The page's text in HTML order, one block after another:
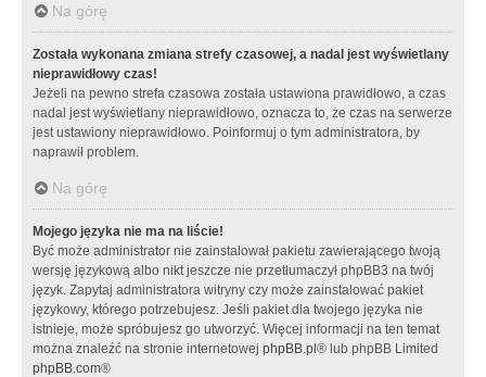
Na górę
Została wykonana zmiana strefy czasowej, a nadal jest wyświetlany
nieprawidłowy czas!
Jeżeli na pewno strefa czasowa została ustawiona prawidłowo, a czas
nadal jest wyświetlany nieprawidłowo, oznacza to, że czas na serwerze
jest ustawiony nieprawidłowo. Poinformuj o tym administratora, by
naprawił problem.
Na górę
Mojego języka nie ma na liście!
Być może administrator nie zainstalował pakietu zawierającego twoją
wersję językową albo nikt jeszcze nie przetłumaczył phpBB3 na twój
język. Zapytaj administratora witryny czy może zainstalować pakiet
językowy, którego potrzebujesz. Jeśli pakiet dla twojego języka nie
istnieje, może spróbujesz go utworzyć. Więcej informacji na ten temat
można znaleźć na stronie internetowej phpBB.pl ® lub phpBB Limited
phpBB.com®